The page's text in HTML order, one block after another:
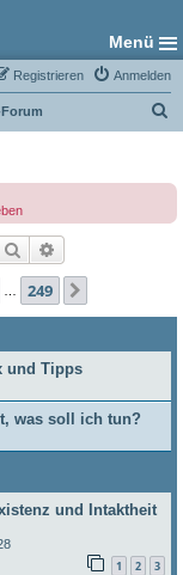
Menü
Anmelden
Registrieren
e
Suche
249
und Tipps
was soll ich tun?
und Intaktheit
1 2 3